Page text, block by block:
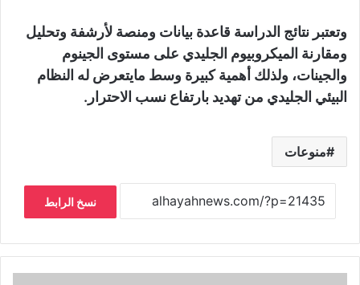
وتعتبر نتائج الدراسة قاعدة بيانات ومنصة لأرشفة وتحليل
ومقارنة الميكروبيوم الجليدي على مستوى الجينوم
والجينات، ولذلك أهمية كبيرة وسط مايتعرض له النظام
البيئي الجليدي من تهديد بارتفاع نسب الاحترار.
منوعات
نسخ الرابط